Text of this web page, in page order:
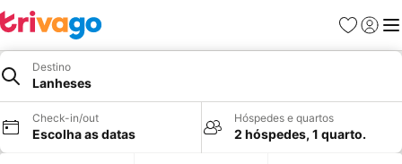
Favoritos
Iniciar
Destino
Lanheses
Check-in/out
Escolha as datas
Hóspedes e quartos
2 hóspedes, 1 quarto.